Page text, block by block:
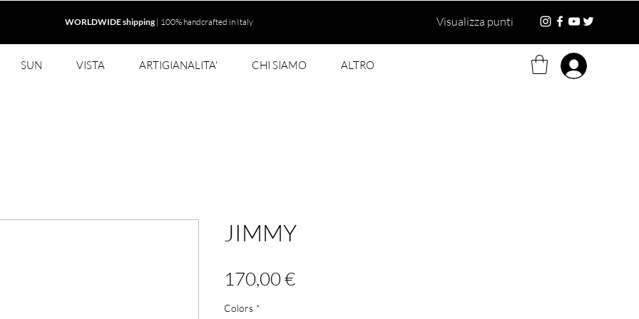
WORLDWIDE shipping | 100% handcrafted in Italy Visualizza punti
SUN VISTA ARTIGIANALITA' CHI SIAMO ALTRO
JIMMY
170,00 €Prezzo
Colors *